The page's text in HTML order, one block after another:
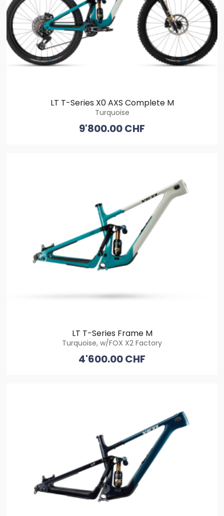
LT T-Series X0 AXS Complete M
Turquoise
9'800.00 CHF
LT T-Series Frame M
Turquoise, w/FOX X2 Factory
4'600.00 CHF